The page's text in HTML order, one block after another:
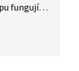
fungují